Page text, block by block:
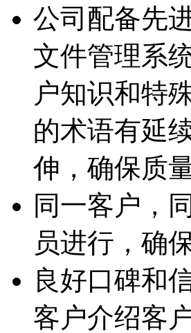
公司配备先
文件管理系
户知识和特
的术语有延
伸，确保质
同一客户，
员进行，确
良好口碑和
客户介绍客